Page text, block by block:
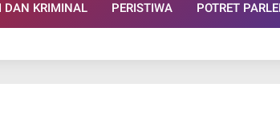
DAN KRIMINAL PERISTIWA POTRET